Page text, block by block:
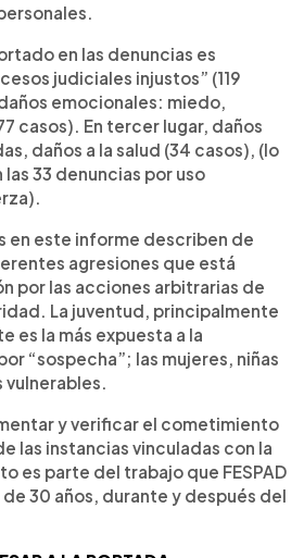
en las denuncias es
judiciales injustos” (119
emocionales: miedo,
casos). En tercer lugar, daños
daños a la salud (34 casos), (lo
33 denuncias por uso
en este informe describen de
agresiones que está
por las acciones arbitrarias de
La juventud, principalmente
es la más expuesta a la
“sospecha”; las mujeres, niñas
vulnerables.
y verificar el cometimiento
las instancias vinculadas con la
es parte del trabajo que FESPAD
30 años, durante y después del